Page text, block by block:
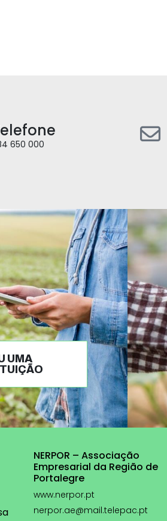
650 000
UMA
NERPOR – Associação
Empresarial da Região de
Portalegre
www.nerpor.pt
nerpor.ae@mail.telepac.pt